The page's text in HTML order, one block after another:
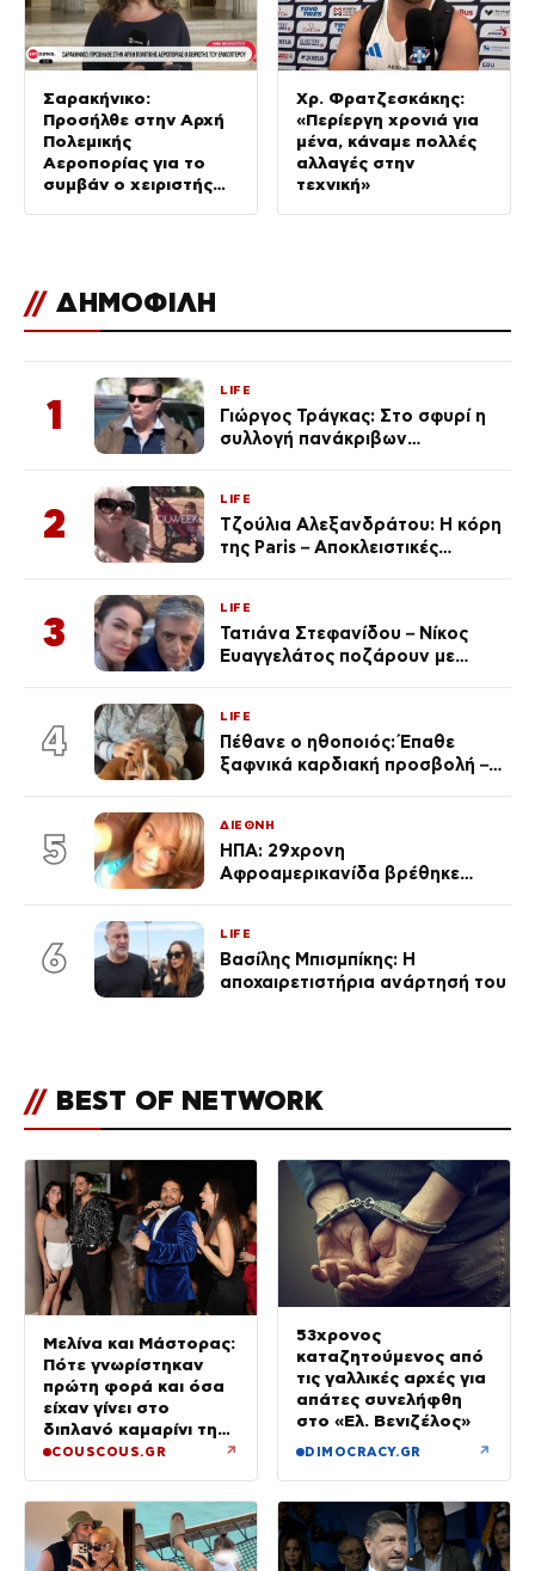
Σαρακήνικο:
Προσήλθε στην Αρχή
Πολεμικής
Αεροπορίας για το
συμβάν ο χειριστής
Χρ. Φρατζεσκάκης:
«Περίεργη χρονιά για
μένα, κάναμε πολλές
αλλαγές στην
τεχνική»
// ΔΗΜΟΦΙΛΗ
1
LIFE
Γιώργος Τράγκας: Στο σφυρί η
συλλογή πανάκριβων
2
LIFE
Τζούλια Αλεξανδράτου: Η κόρη
της Paris – Αποκλειστικές
3
LIFE
Τατιάνα Στεφανίδου – Νίκος
Ευαγγελάτος ποζάρουν με
4
LIFE
Πέθανε ο ηθοποιός: Έπαθε
ξαφνικά καρδιακή προσβολή – Η
5
ΔΙΕΘΝΗ
ΗΠΑ: 29χρονη
Αφροαμερικανίδα βρέθηκε
6
LIFE
Βασίλης Μπισμπίκης: Η
αποχαιρετιστήρια ανάρτησή του
// BEST OF NETWORK
Μελίνα και Μάστορας:
Πότε γνωρίστηκαν
πρώτη φορά και όσα
είχαν γίνει στο
διπλανό καμαρίνι της
μητέρας της από το
COUSCOUS.GR ↗
53χρονος
καταζητούμενος από
τις γαλλικές αρχές για
απάτες συνελήφθη
στο «Ελ. Βενιζέλος»
DIMOCRACY.GR ↗